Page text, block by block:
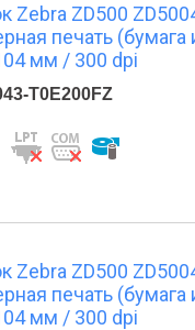
Zebra ZD500
печать
мм / 300 dpi
T0E200FZ
Zebra ZD500
печать
мм / 300 dpi